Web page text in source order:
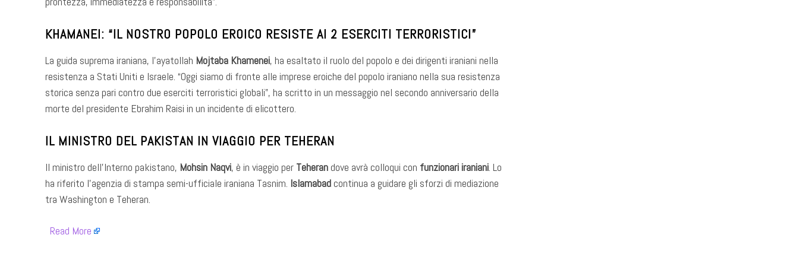
KHAMANEI: “IL NOSTRO POPOLO EROICO RESISTE AI 2 ESERCITI TERRORISTICI”
La guida suprema iraniana, l’ayatollah Mojtaba Khamenei, ha esaltato il ruolo del popolo e dei dirigenti iraniani nella
resistenza a Stati Uniti e Israele. “Oggi siamo di fronte alle imprese eroiche del popolo iraniano nella sua resistenza
storica senza pari contro due eserciti terroristici globali”, ha scritto in un messaggio nel secondo anniversario della
morte del presidente Ebrahim Raisi in un incidente di elicottero.
IL MINISTRO DEL PAKISTAN IN VIAGGIO PER TEHERAN
Il ministro dell’Interno pakistano, Mohsin Naqvi, è in viaggio per Teherandove avrà colloqui con funzionari iraniani. Lo
ha riferito l’agenzia di stampa semi-ufficiale iraniana Tasnim. Islamabadcontinua a guidare gli sforzi di mediazione
tra Washington e Teheran.
Read More